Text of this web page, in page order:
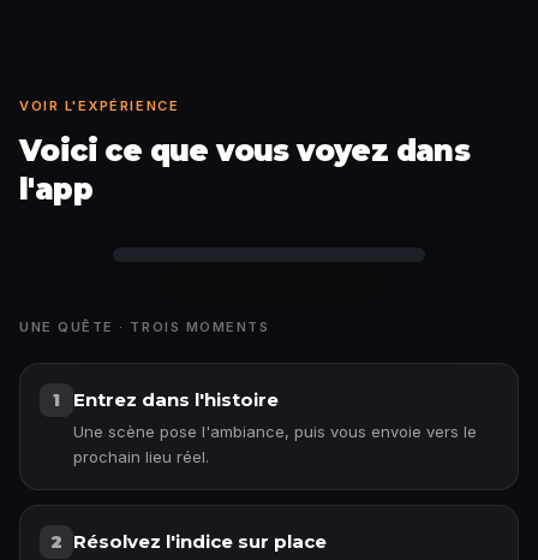
VOIR L'EXPÉRIENCE
Voici ce que vous voyez dans
l'app
UNE QUÊTE · TROIS MOMENTS
1 Entrez dans l'histoire
Une scène pose l'ambiance, puis vous envoie vers le
prochain lieu réel.
2 Résolvez l'indice sur place